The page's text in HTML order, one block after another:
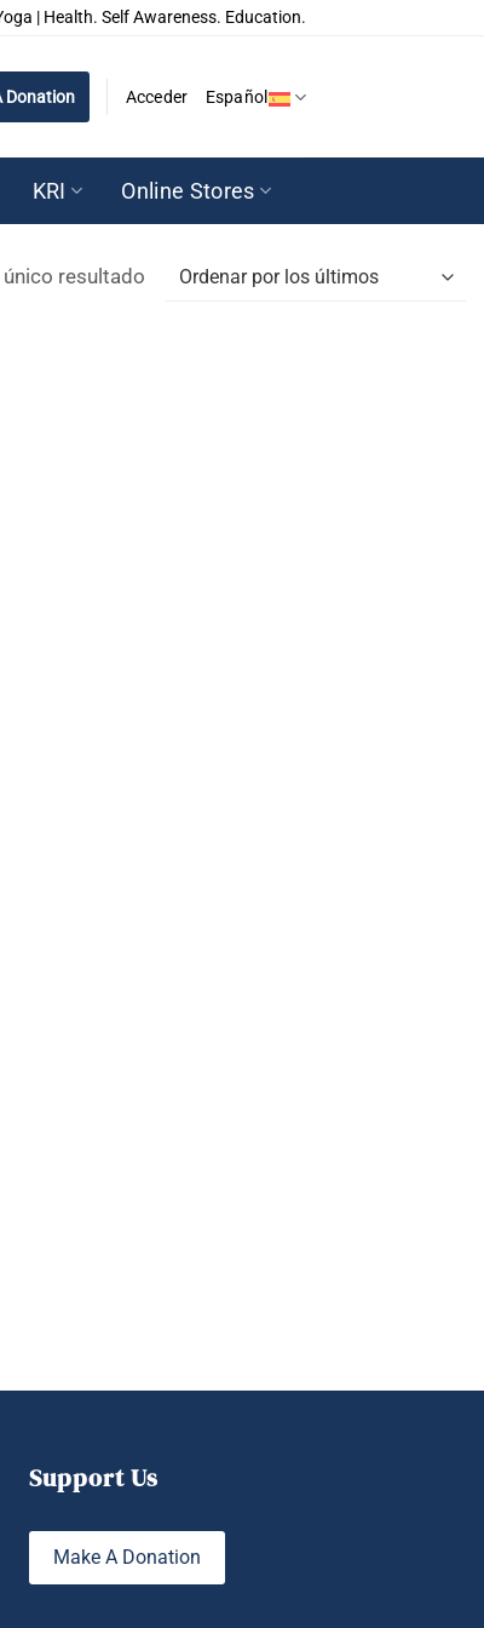
| Health. Self Awareness. Education.
Donation Acceder Español
KRI Online Stores
resultado
Support Us
Make A Donation